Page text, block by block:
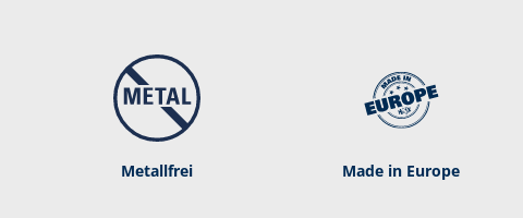
Metallfrei Made in Europe